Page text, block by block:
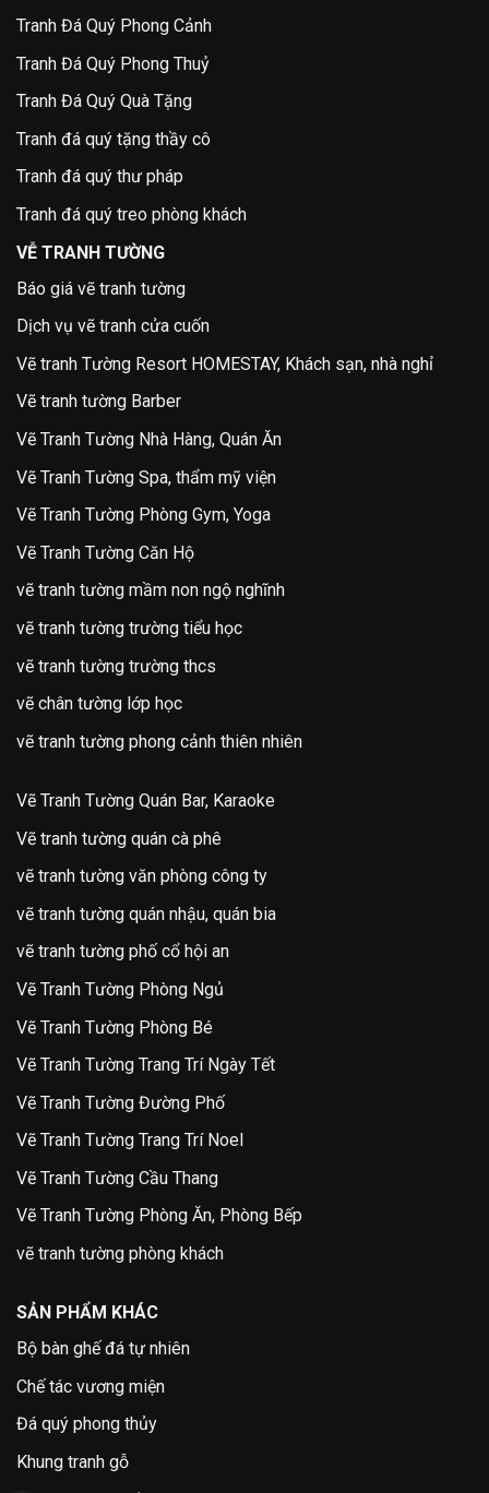
Tranh Đá Quý Phong Cảnh
Tranh Đá Quý Phong Thuỷ
Tranh Đá Quý Quà Tặng
Tranh đá quý tặng thầy cô
Tranh đá quý thư pháp
Tranh đá quý treo phòng khách
VỄ TRANH TƯỜNG
Báo giá vẽ tranh tường
Dịch vụ vẽ tranh cửa cuốn
Vẽ tranh Tường Resort HOMESTAY, Khách sạn, nhà nghỉ
Vẽ tranh tường Barber
Vẽ Tranh Tường Nhà Hàng, Quán Ăn
Vẽ Tranh Tường Spa, thẩm mỹ viện
Vẽ Tranh Tường Phòng Gym, Yoga
Vẽ Tranh Tường Căn Hộ
vẽ tranh tường mầm non ngộ nghĩnh
vẽ tranh tường trường tiểu học
vẽ tranh tường trường thcs
vẽ chân tường lớp học
vẽ tranh tường phong cảnh thiên nhiên
Vẽ Tranh Tường Quán Bar, Karaoke
Vẽ tranh tường quán cà phê
vẽ tranh tường văn phòng công ty
vẽ tranh tường quán nhậu, quán bia
vẽ tranh tường phố cổ hội an
Vẽ Tranh Tường Phòng Ngủ
Vẽ Tranh Tường Phòng Bé
Vẽ Tranh Tường Trang Trí Ngày Tết
Vẽ Tranh Tường Đường Phố
Vẽ Tranh Tường Trang Trí Noel
Vẽ Tranh Tường Cầu Thang
Vẽ Tranh Tường Phòng Ăn, Phòng Bếp
vẽ tranh tường phòng khách
SẢN PHẨM KHÁC
Bộ bàn ghế đá tự nhiên
Chế tác vương miện
Đá quý phong thủy
Khung tranh gỗ